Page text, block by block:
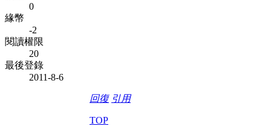
0
緣幣
-2
閱讀權限
20
最後登錄
2011-8-6
回復 引用
TOP